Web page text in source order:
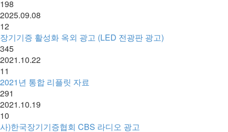
198
2025.09.08
12
장기기증 활성화 옥외 광고 (LED 전광판 광고)
345
2021.10.22
11
2021년 통합 리플릿 자료
291
2021.10.19
10
사)한국장기기증협회 CBS 라디오 광고